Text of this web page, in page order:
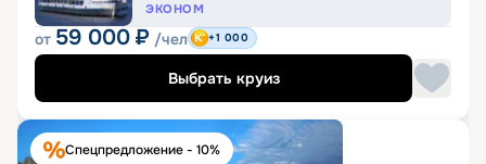
ЭКОНОМ
от 59 000 ₽ /чел +1 000
Выбрать круиз
Спецпредложение - 10%